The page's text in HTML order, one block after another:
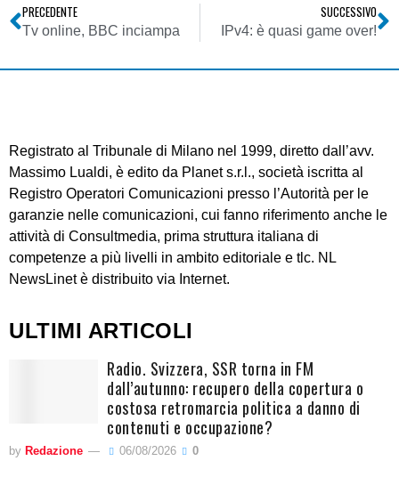
PRECEDENTE
Tv online, BBC inciampa
SUCCESSIVO
IPv4: è quasi game over!
Registrato al Tribunale di Milano nel 1999, diretto dall’avv.
Massimo Lualdi, è edito da Planet s.r.l., società iscritta al
Registro Operatori Comunicazioni presso l’Autorità per le
garanzie nelle comunicazioni, cui fanno riferimento anche le
attività di Consultmedia, prima struttura italiana di
competenze a più livelli in ambito editoriale e tlc. NL
NewsLinet è distribuito via Internet.
ULTIMI ARTICOLI
Radio. Svizzera, SSR torna in FM
dall’autunno: recupero della copertura o
costosa retromarcia politica a danno di
contenuti e occupazione?
by Redazione 06/08/2026 0